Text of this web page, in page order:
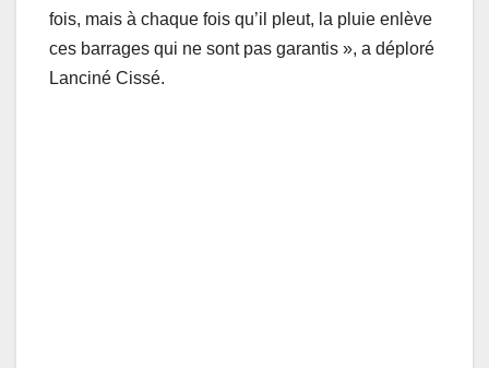
fois, mais à chaque fois qu’il pleut, la pluie enlève
ces barrages qui ne sont pas garantis », a déploré
Lanciné Cissé.